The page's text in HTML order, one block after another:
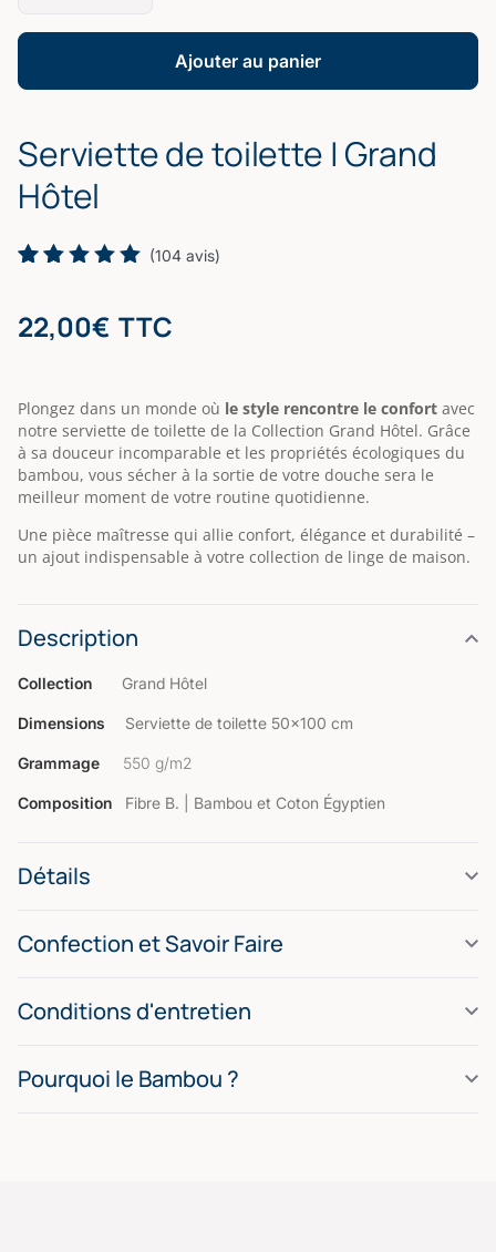
Serviette de toilette | Grand
Hôtel
basé
sur
(104 avis)
22,00€ TTC
Plongez dans un monde où le style rencontre le confort avec
notre serviette de toilette de la Collection Grand Hôtel. Grâce
à sa douceur incomparable et les propriétés écologiques du
bambou, vous sécher à la sortie de votre douche sera le
meilleur moment de votre routine quotidienne.
Une pièce maîtresse qui allie confort, élégance et durabilité –
un ajout indispensable à votre collection de linge de maison.
de
|
Ajouter au panier
Description
Collection Grand Hôtel
Dimensions Serviette de toilette 50×100 cm
Grammage 550 g/m2
Composition Fibre B. | Bambou et Coton Égyptien
Détails
Confection et Savoir Faire
Conditions d'entretien
Pourquoi le Bambou ?